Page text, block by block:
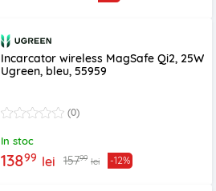
Incarcator wireless MagSafe Qi2, 25W
Ugreen, bleu, 55959
(0)
In stoc
13899 lei 15799 lei -12%